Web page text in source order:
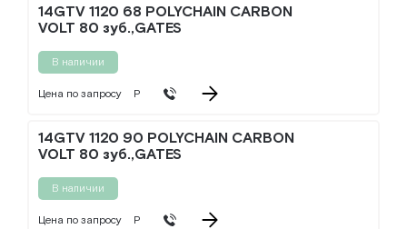
14GTV 1120 68 POLYCHAIN CARBON
VOLT 80 зуб.,GATES
В наличии
Цена по запросу Р
14GTV 1120 90 POLYCHAIN CARBON
VOLT 80 зуб.,GATES
В наличии
Цена по запросу Р